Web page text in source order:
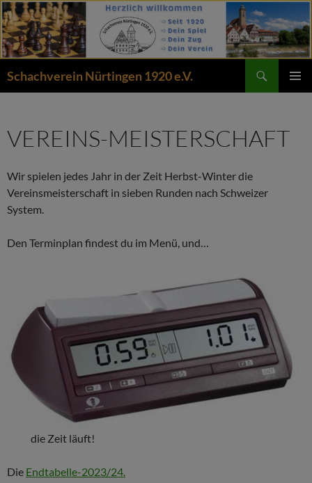
Zum
Inhalt
springen
Schachverein Nürtingen 1920 e.V.
VEREINS-MEISTERSCHAFT
Wir spielen jedes Jahr in der Zeit Herbst-Winter die
Vereinsmeisterschaft in sieben Runden nach Schweizer
System.
Den Terminplan findest du im Menü, und…
die Zeit läuft!
Die Endtabelle-2023/24.